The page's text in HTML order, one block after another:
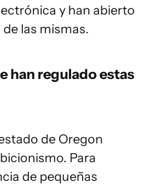
y han abierto
las mismas.
han regulado estas
de Oregon
Para
de pequeñas